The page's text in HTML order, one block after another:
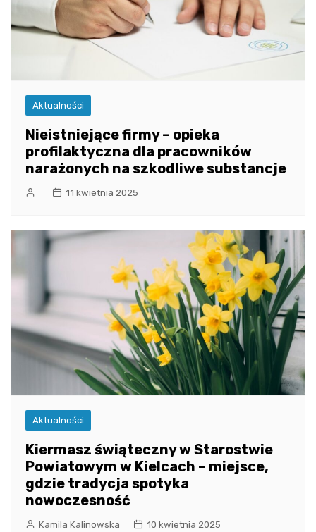
Aktualności
Nieistniejące firmy – opieka
profilaktyczna dla pracowników
narażonych na szkodliwe substancje
11 kwietnia 2025
Aktualności
Kiermasz świąteczny w Starostwie
Powiatowym w Kielcach – miejsce,
gdzie tradycja spotyka
nowoczesność
Kamila Kalinowska 10 kwietnia 2025